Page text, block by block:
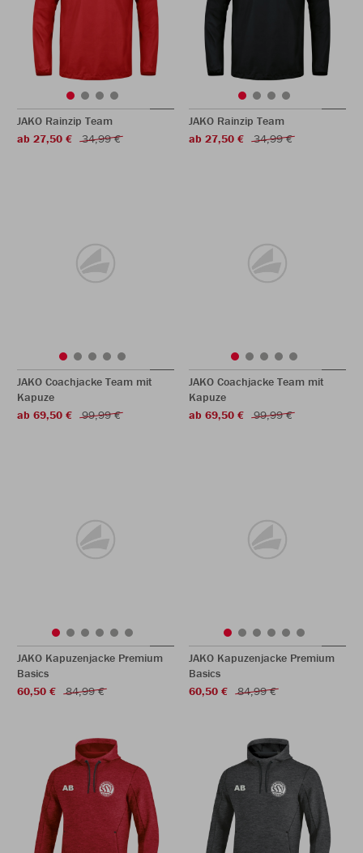
JAKO Rainzip Team
ab 27,50 €
34,99 €
JAKO Rainzip Team
ab 27,50 €
34,99 €
JAKO Coachjacke Team mit
Kapuze
ab 69,50 €
99,99 €
JAKO Coachjacke Team mit
Kapuze
ab 69,50 €
99,99 €
JAKO Kapuzenjacke Premium
Basics
60,50 €
84,99 €
JAKO Kapuzenjacke Premium
Basics
60,50 €
84,99 €